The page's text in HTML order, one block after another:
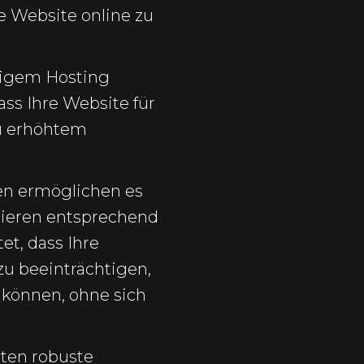
Website online zu
Hosting
Ihre Website für
erhöhtem
ermöglichen es
entsprechend
dass Ihre
beeinträchtigen,
ohne sich
robuste